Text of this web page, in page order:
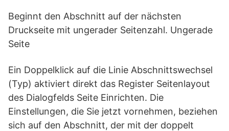
Beginnt den Abschnitt auf der nächsten
Druckseite mit ungerader Seitenzahl. Ungerade
Seite
Ein Doppelklick auf die Linie Abschnittswechsel
(Typ) aktiviert direkt das Register Seitenlayout
des Dialogfelds Seite Einrichten. Die
Einstellungen, die Sie jetzt vornehmen, beziehen
sich auf den Abschnitt, der mit der doppelt